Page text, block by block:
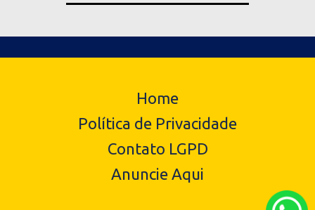
Home
Política de Privacidade
Contato LGPD
Anuncie Aqui